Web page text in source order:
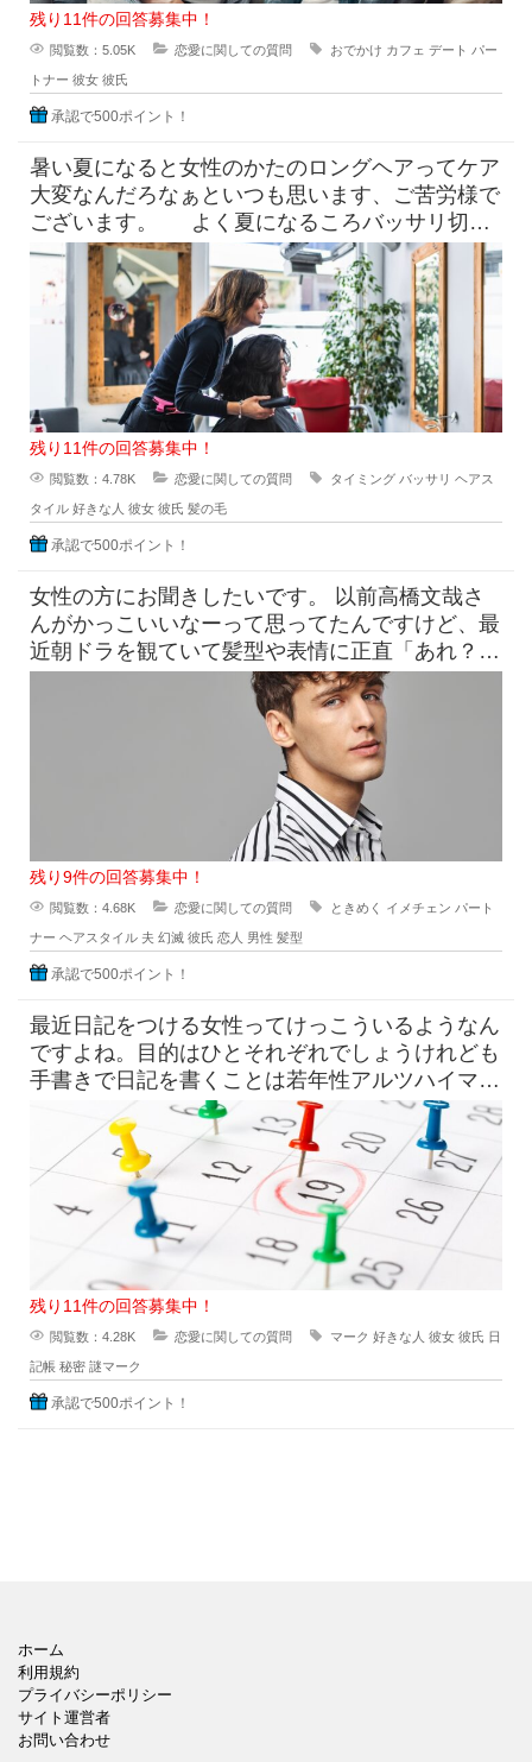
残り11件の回答募集中！
閲覧数：5.05K 恋愛に関しての質問 おでかけ カフェ デート パー
トナー 彼女 彼氏
承認で500ポイント！
暑い夏になると女性のかたのロングヘアってケア
大変なんだろなぁといつも思います、ご苦労様で
ございます。 よく夏になるころバッサリ切っ
たらどうなのよって言っ
残り11件の回答募集中！
閲覧数：4.78K 恋愛に関しての質問 タイミング バッサリ ヘアス
タイル 好きな人 彼女 彼氏 髪の毛
承認で500ポイント！
女性の方にお聞きしたいです。 以前高橋文哉さ
んがかっこいいなーって思ってたんですけど、最
近朝ドラを観ていて髪型や表情に正直「あれ？こ
んなんだっけ？」みたいにな
残り9件の回答募集中！
閲覧数：4.68K 恋愛に関しての質問 ときめく イメチェン パート
ナー ヘアスタイル 夫 幻滅 彼氏 恋人 男性 髪型
承認で500ポイント！
最近日記をつける女性ってけっこういるようなん
ですよね。目的はひとそれぞれでしょうけれども
手書きで日記を書くことは若年性アルツハイマー
にも効果はすこしくらいは貢献
残り11件の回答募集中！
閲覧数：4.28K 恋愛に関しての質問 マーク 好きな人 彼女 彼氏 日
記帳 秘密 謎マーク
承認で500ポイント！
ホーム
利用規約
プライバシーポリシー
サイト運営者
お問い合わせ